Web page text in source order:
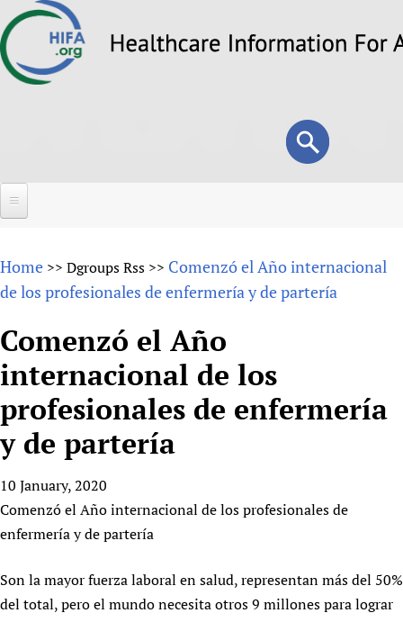
to
Search
form
Search
About
Why HIFA is needed
Vision and Strategy
HIFA, Universal Health Coverage and Human Rights
HIFA in Official Relations with WHO
Achievements
Testimonials
HIFA Voices database
HIFA & global health CoPs
Publications
HIFA (Healthcare Information For All)
How to use the HIFA forums
CHIFA (child health and rights)
HIFA-French
HIFA-Portuguese
HIFA-Spanish
HIFA-Zambia 2011-2024
Projects
New! SPOTLIGHTS
Evidence-informed policy
mHealth
Open access
Substance use disorders
*Sponsorship opportunities
Citizens, Parents and Children
Evidence-Informed Policy and Practice
*Completed projects
Access to Health Research
People
Country representatives
List view
Fundraising Working Group
Main Steering Group
Partnerships and Projects
Social Media Working Group
Collaborate
Contact us
HIFA Appeal
How you can help
News
Forum Messages
Join HIFA
Home >> Dgroups Rss >> Comenzó el Año internacional
de los profesionales de enfermería y de partería
Comenzó el Año
internacional de los
profesionales de enfermería
y de partería
10 January, 2020
Comenzó el Año internacional de los profesionales de
enfermería y de partería
Son la mayor fuerza laboral en salud, representan más del 50%
del total, pero el mundo necesita otros 9 millones para lograr